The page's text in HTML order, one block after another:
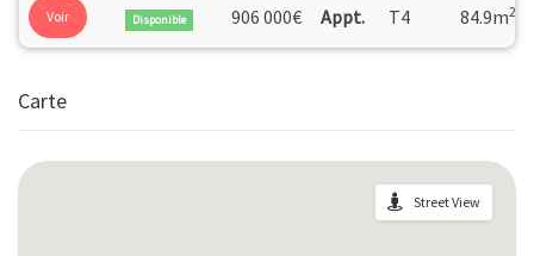
Voir Disponible 906 000€ Appt. T4 84.9m2
Carte
Street View